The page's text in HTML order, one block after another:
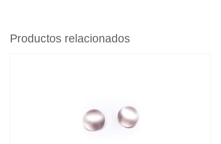
Productos relacionados